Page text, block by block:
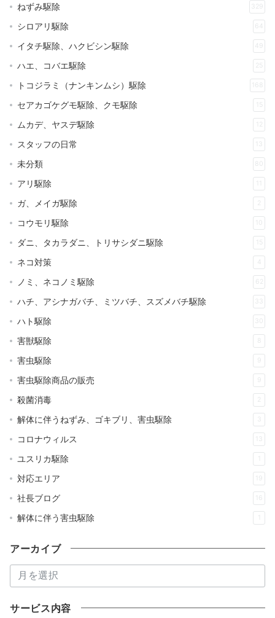
ねずみ駆除 329
シロアリ駆除 64
イタチ駆除、ハクビシン駆除 49
ハエ、コバエ駆除 25
トコジラミ（ナンキンムシ）駆除 168
セアカゴケグモ駆除、クモ駆除 15
ムカデ、ヤスデ駆除 12
スタッフの日常
未分類 80
アリ駆除
ガ、メイガ駆除 2
コウモリ駆除 10
ダニ、タカラダニ、トリサシダニ駆除 15
ネコ対策 4
ノミ、ネコノミ駆除 62
ハチ、アシナガバチ、ミツバチ、スズメバチ駆除
ハト駆除 30
害獣駆除 8
害虫駆除 9
害虫駆除商品の販売 9
殺菌消毒 2
解体に伴うねずみ、ゴキブリ、害虫駆除
コロナウィルス
ユスリカ駆除
対応エリア 19
社長ブログ 16
解体に伴う害虫駆除
アーカイブ
ー
カ
サービス内容